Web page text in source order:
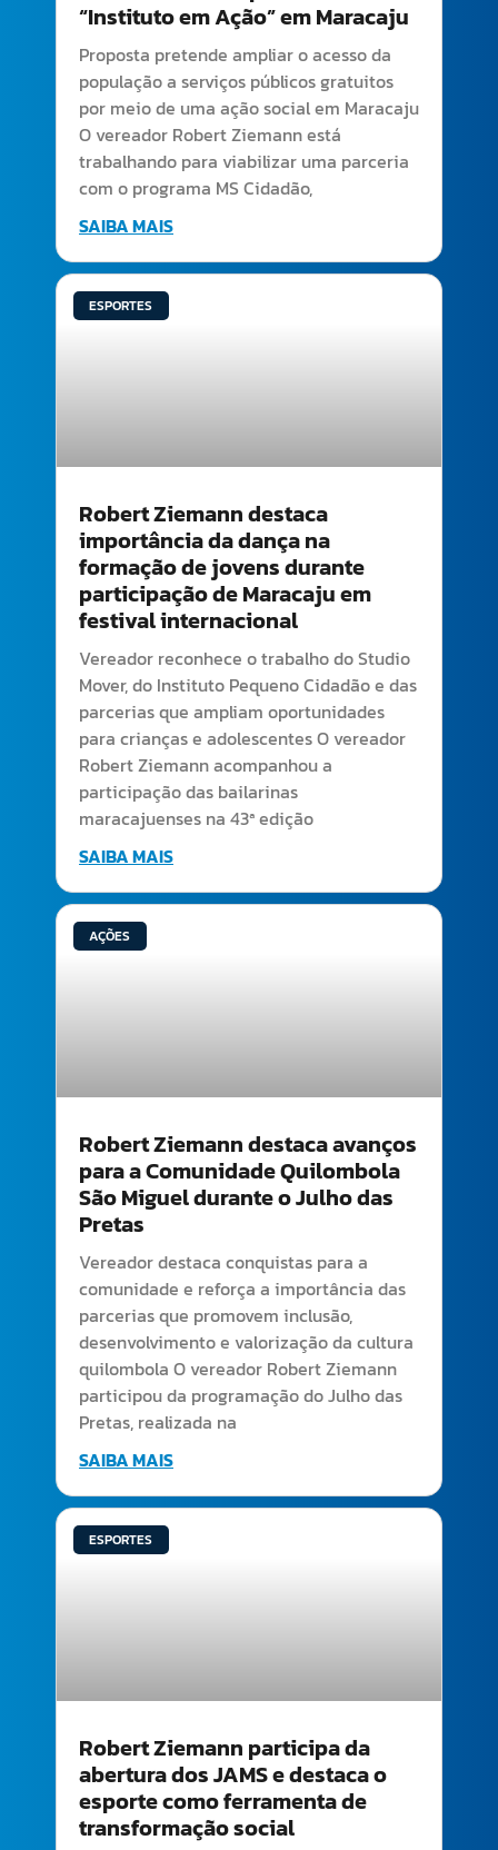
“Instituto em Ação” em Maracaju
Proposta pretende ampliar o acesso da
população a serviços públicos gratuitos
por meio de uma ação social em Maracaju
O vereador Robert Ziemann está
trabalhando para viabilizar uma parceria
com o programa MS Cidadão,
SAIBA MAIS
ESPORTES
Robert Ziemann destaca
importância da dança na
formação de jovens durante
participação de Maracaju em
festival internacional
Vereador reconhece o trabalho do Studio
Mover, do Instituto Pequeno Cidadão e das
parcerias que ampliam oportunidades
para crianças e adolescentes O vereador
Robert Ziemann acompanhou a
participação das bailarinas
maracajuenses na 43ª edição
SAIBA MAIS
AÇÕES
Robert Ziemann destaca avanços
para a Comunidade Quilombola
São Miguel durante o Julho das
Pretas
Vereador destaca conquistas para a
comunidade e reforça a importância das
parcerias que promovem inclusão,
desenvolvimento e valorização da cultura
quilombola O vereador Robert Ziemann
participou da programação do Julho das
Pretas, realizada na
SAIBA MAIS
ESPORTES
Robert Ziemann participa da
abertura dos JAMS e destaca o
esporte como ferramenta de
transformação social